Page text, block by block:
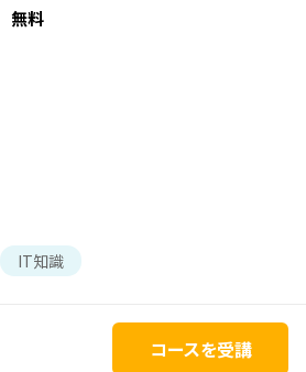
無料
IT知識
コースを受講